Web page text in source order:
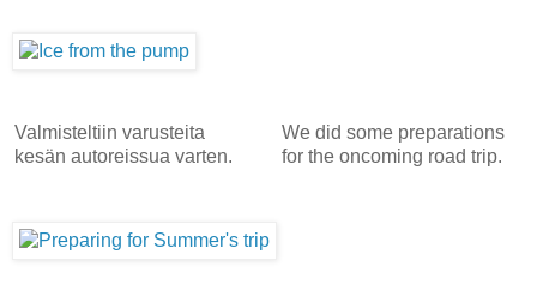
Valmisteltiin varusteita
kesän autoreissua varten.
We did some preparations
for the oncoming road trip.